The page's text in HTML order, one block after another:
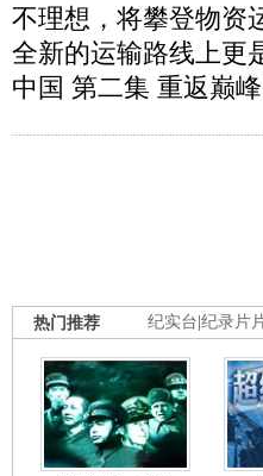
不理想，将攀登物资
全新的运输路线上更
中国 第二集 重返巅峰
纪实台 纪录片
热门推荐